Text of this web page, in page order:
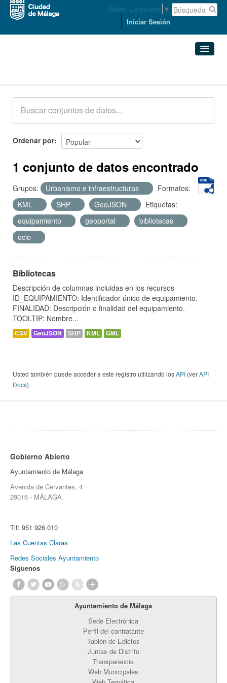
Select Language ▼
Iniciar Sesión
Acerca de
Ordenar por
1 conjunto de datos encontrado
Grupos: Urbanismo e infraestructuras
Formatos:
KML
SHP GeoJSON
Etiquetas:
equipamiento
geoportal
bibliotecas
ocio
Bibliotecas
Descripción de columnas incluidas en los recursos
ID_EQUIPAMIENTO: Identificador único de equipamiento.
FINALIDAD: Descripción o finalidad del equipamiento.
TOOLTIP: Nombre...
CSV GeoJSON SHP KML GML
Usted también puede acceder a este registro utilizando losAPI (verAPI
Docs).
Gobierno Abierto
Ayuntamiento de Málaga
Avenida de Cervantes, 4
29016 - MÁLAGA.
Tlf: 951 926 010
Las Cuentas Claras
Redes Sociales Ayuntamiento
Síguenos
Ayuntamiento de Málaga
Sede Electrónica
Perfil del contratante
Tablón de Edictos
Juntas de Distrito
Transparencia
Web Municipales